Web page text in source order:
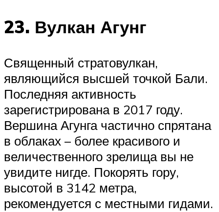
23. Вулкан Агунг
Священный стратовулкан,
являющийся высшей точкой Бали.
Последняя активность
зарегистрирована в 2017 году.
Вершина Агунга частично спрятана
в облаках – более красивого и
величественного зрелища вы не
увидите нигде. Покорять гору,
высотой в 3142 метра,
рекомендуется с местными гидами.